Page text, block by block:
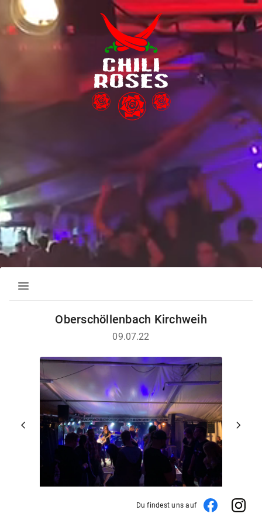
menu
Oberschöllenbach Kirchweih
09.07.22
chevron_left chevron_right
Du findest uns auf